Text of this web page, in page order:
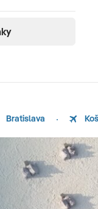
Bratislava